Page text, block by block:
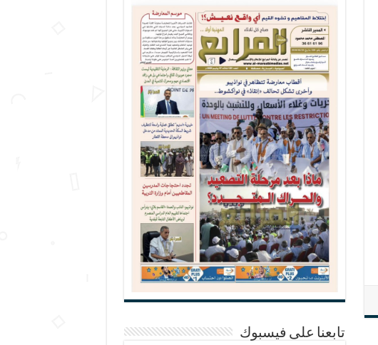
تابعنا على فيسبوك